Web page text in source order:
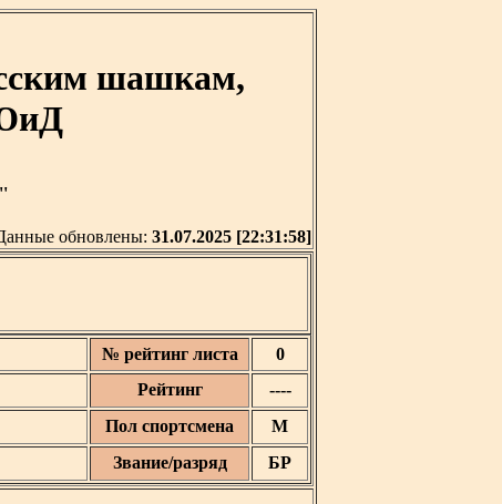
шашкам,
обновлены: 31.07.2025 [22:31:58]
№ рейтинг листа
0
Рейтинг
----
Пол спортсмена
М
Звание/разряд БР